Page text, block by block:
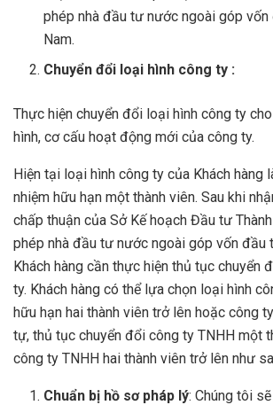
phép nhà đầu tư nước ngoài góp
Nam.
Chuyển đổi loại hình công ty :
Thực hiện chuyển đổi loại hình công ty
hình, cơ cấu hoạt động mới của công ty.
Hiện tại loại hình công ty của Khách hàng
nhiệm hữu hạn một thành viên. Sau khi
chấp thuận của Sở Kế hoạch Đầu tư
phép nhà đầu tư nước ngoài góp vốn đầu
Khách hàng cần thực hiện thủ tục chuyển
ty. Khách hàng có thể lựa chọn loại hình
hữu hạn hai thành viên trở lên hoặc công
tự, thủ tục chuyển đổi công ty TNHH một
công ty TNHH hai thành viên trở lên như
Chuẩn bị hồ sơ pháp lý: Chúng tôi